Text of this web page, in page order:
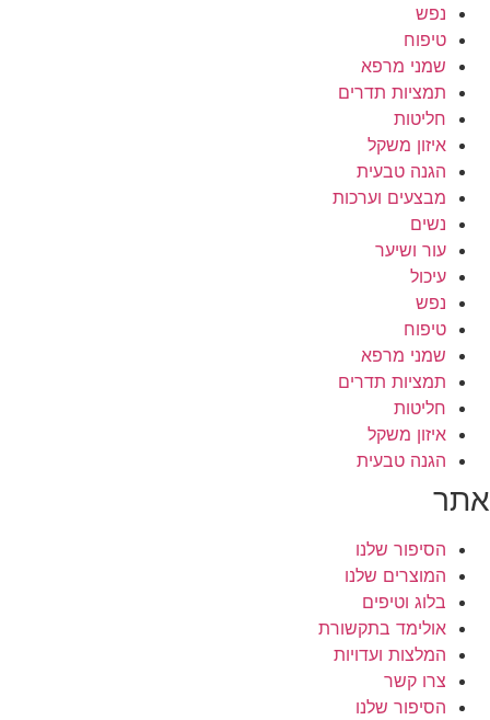
נפש
טיפוח
שמני מרפא
תמציות תדרים
חליטות
איזון משקל
הגנה טבעית
מבצעים וערכות
נשים
עור ושיער
עיכול
נפש
טיפוח
שמני מרפא
תמציות תדרים
חליטות
איזון משקל
הגנה טבעית
אתר
הסיפור שלנו
המוצרים שלנו
בלוג וטיפים
אולימד בתקשורת
המלצות ועדויות
צרו קשר
הסיפור שלנו